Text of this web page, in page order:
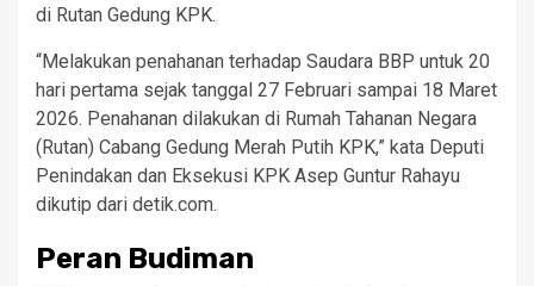
di Rutan Gedung KPK.
“Melakukan penahanan terhadap Saudara BBP untuk 20
hari pertama sejak tanggal 27 Februari sampai 18 Maret
2026. Penahanan dilakukan di Rumah Tahanan Negara
(Rutan) Cabang Gedung Merah Putih KPK,” kata Deputi
Penindakan dan Eksekusi KPK Asep Guntur Rahayu
dikutip dari detik.com.
Peran Budiman